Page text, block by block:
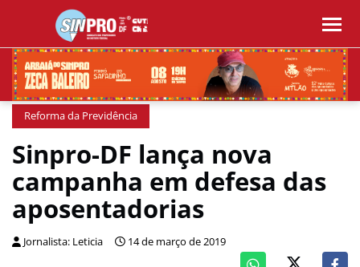
Reforma da Previdência
Sinpro-DF lança nova
campanha em defesa das
aposentadorias
Jornalista: Leticia 14 de março de 2019